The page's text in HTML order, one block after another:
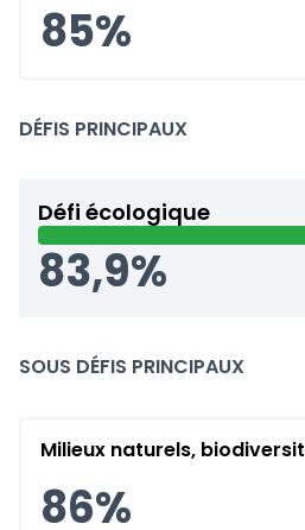
85%
DÉFIS PRINCIPAUX
Défi écologique
83,9%
SOUS DÉFIS PRINCIPAUX
Milieux naturels,
86%